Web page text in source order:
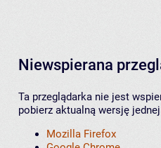
Niewspierana
Ta przeglądarka nie jest
pobierz aktualną wersję
Mozilla Firefox